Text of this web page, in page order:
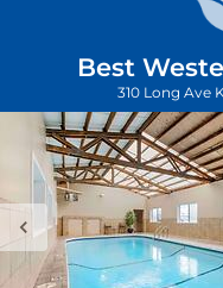
Best
310 Long Ave